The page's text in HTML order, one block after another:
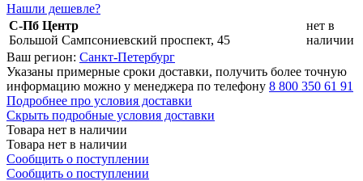
Нашли дешевле?
С-Пб Центр
Большой Сампсониевский проспект, 45
нет в
наличии
Ваш регион: Санкт-Петербург
Указаны примерные сроки доставки, получить более точную
информацию можно у менеджера по телефону 8 800 350 61 91
Подробнее про условия доставки
Скрыть подробные условия доставки
Товара нет в наличии
Товара нет в наличии
Сообщить о поступлении
Сообщить о поступлении